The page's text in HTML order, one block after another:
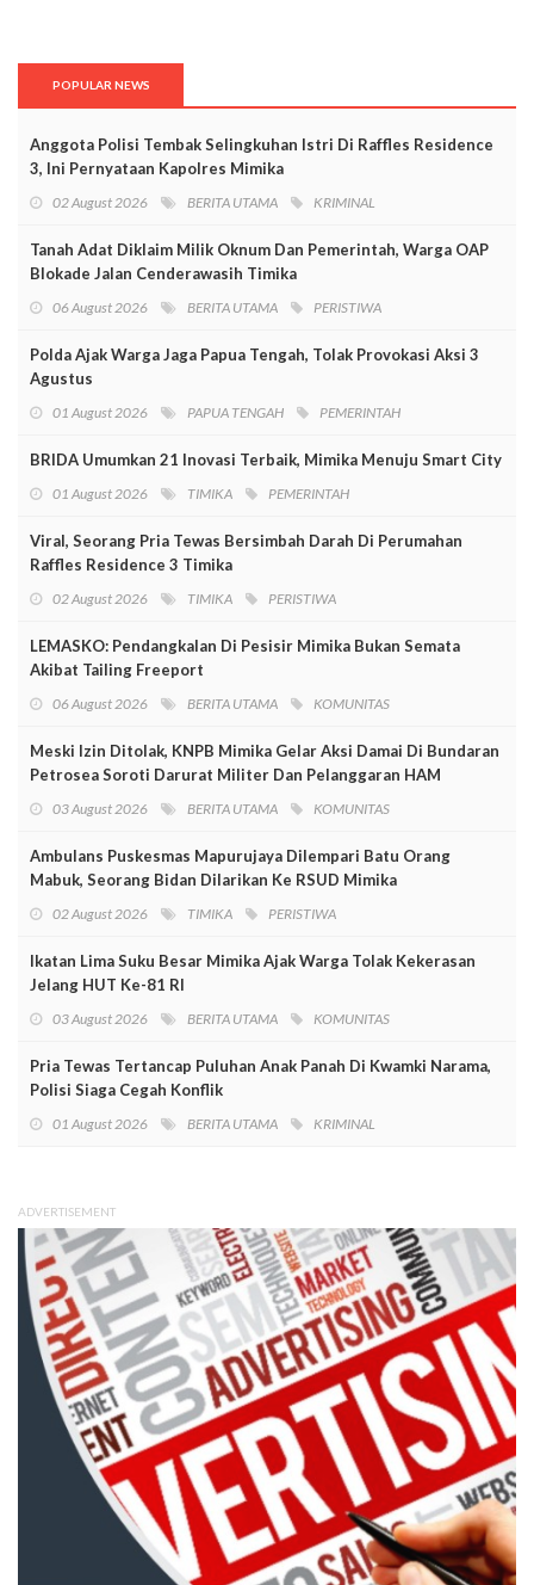
POPULAR NEWS
Anggota Polisi Tembak Selingkuhan Istri Di Raffles Residence
3, Ini Pernyataan Kapolres Mimika
02 August 2026 BERITA UTAMA KRIMINAL
Tanah Adat Diklaim Milik Oknum Dan Pemerintah, Warga OAP
Blokade Jalan Cenderawasih Timika
06 August 2026 BERITA UTAMA PERISTIWA
Polda Ajak Warga Jaga Papua Tengah, Tolak Provokasi Aksi 3
Agustus
01 August 2026 PAPUA TENGAH PEMERINTAH
BRIDA Umumkan 21 Inovasi Terbaik, Mimika Menuju Smart City
01 August 2026 TIMIKA PEMERINTAH
Viral, Seorang Pria Tewas Bersimbah Darah Di Perumahan
Raffles Residence 3 Timika
02 August 2026 TIMIKA PERISTIWA
LEMASKO: Pendangkalan Di Pesisir Mimika Bukan Semata
Akibat Tailing Freeport
06 August 2026 BERITA UTAMA KOMUNITAS
Meski Izin Ditolak, KNPB Mimika Gelar Aksi Damai Di Bundaran
Petrosea Soroti Darurat Militer Dan Pelanggaran HAM
03 August 2026 BERITA UTAMA KOMUNITAS
Ambulans Puskesmas Mapurujaya Dilempari Batu Orang
Mabuk, Seorang Bidan Dilarikan Ke RSUD Mimika
02 August 2026 TIMIKA PERISTIWA
Ikatan Lima Suku Besar Mimika Ajak Warga Tolak Kekerasan
Jelang HUT Ke-81 RI
03 August 2026 BERITA UTAMA KOMUNITAS
Pria Tewas Tertancap Puluhan Anak Panah Di Kwamki Narama,
Polisi Siaga Cegah Konflik
01 August 2026 BERITA UTAMA KRIMINAL
ADVERTISEMENT